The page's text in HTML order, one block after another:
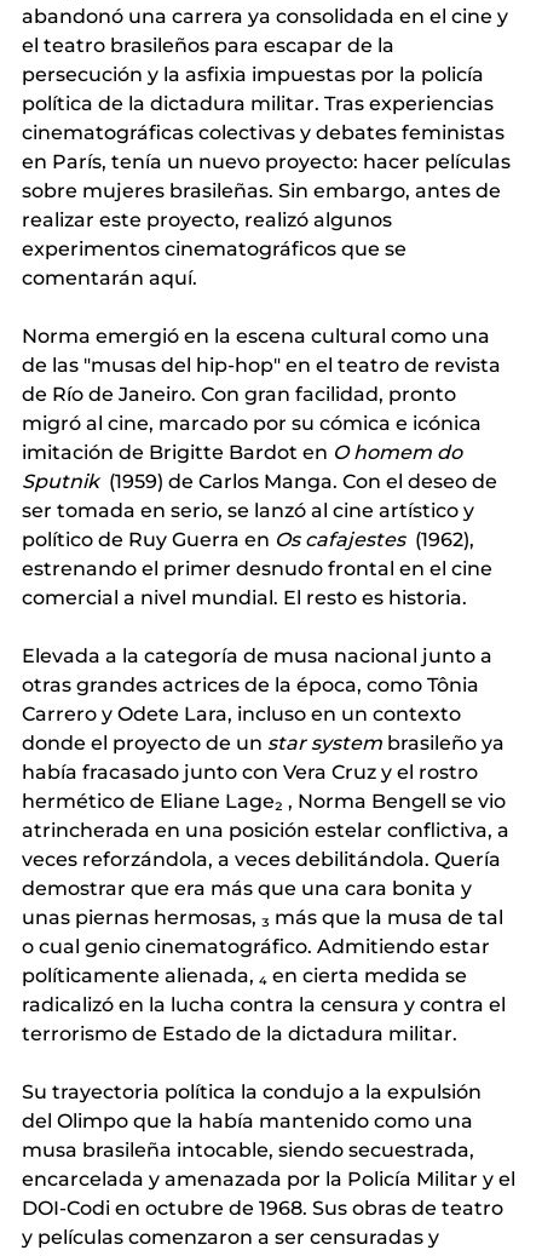
abandonó una carrera ya consolidada en el cine y
el teatro brasileños para escapar de la
persecución y la asfixia impuestas por la policía
política de la dictadura militar. Tras experiencias
cinematográficas colectivas y debates feministas
en París, tenía un nuevo proyecto: hacer películas
sobre mujeres brasileñas. Sin embargo, antes de
realizar este proyecto, realizó algunos
experimentos cinematográficos que se
comentarán aquí.
Norma emergió en la escena cultural como una
de las "musas del hip-hop" en el teatro de revista
de Río de Janeiro. Con gran facilidad, pronto
migró al cine, marcado por su cómica e icónica
imitación de Brigitte Bardot en O homem do
Sputnik (1959) de Carlos Manga. Con el deseo de
ser tomada en serio, se lanzó al cine artístico y
político de Ruy Guerra en Os cafajestes (1962),
estrenando el primer desnudo frontal en el cine
comercial a nivel mundial. El resto es historia.
Elevada a la categoría de musa nacional junto a
otras grandes actrices de la época, como Tônia
Carrero y Odete Lara, incluso en un contexto
donde el proyecto de un star system brasileño ya
había fracasado junto con Vera Cruz y el rostro
hermético de Eliane Lage₂ , Norma Bengell se vio
atrincherada en una posición estelar conflictiva, a
veces reforzándola, a veces debilitándola. Quería
demostrar que era más que una cara bonita y
unas piernas hermosas, ₃ más que la musa de tal
o cual genio cinematográfico. Admitiendo estar
políticamente alienada, ₄ en cierta medida se
radicalizó en la lucha contra la censura y contra el
terrorismo de Estado de la dictadura militar.
Su trayectoria política la condujo a la expulsión
del Olimpo que la había mantenido como una
musa brasileña intocable, siendo secuestrada,
encarcelada y amenazada por la Policía Militar y el
DOI-Codi en octubre de 1968. Sus obras de teatro
y películas comenzaron a ser censuradas y